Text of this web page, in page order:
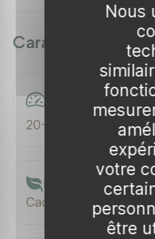
Caractéristiques
Vitesse de
20-30 cm/an
Feuillage
Caduc
Nous
votre
être